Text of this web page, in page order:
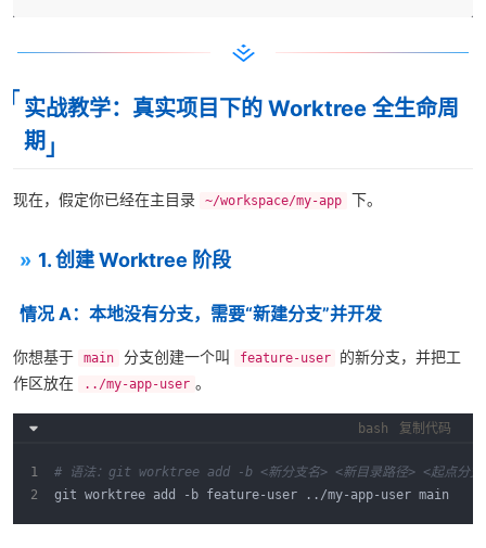
实战教学：真实项目下的 Worktree 全生命周
期
现在，假定你已经在主目录 ~/workspace/my-app 下。
1. 创建 Worktree 阶段
情况 A：本地没有分支，需要“新建分支”并开发
你想基于 main 分支创建一个叫 feature-user
的新分支，并把工
作区放在
../my-app-user 。
bash 复制代码
# 语法：git worktree add -b <新分支名> <新目录路径> <起点分支
git worktree add -b feature-user ../my-app-user main